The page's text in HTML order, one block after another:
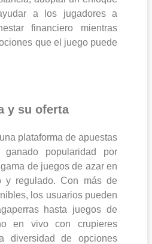
a los jugadores a
financiero mientras
que el juego puede
y su oferta
plataforma de apuestas
popularidad por
de juegos de azar en
y regulado. Con más de
los usuarios pueden
hasta juegos de
en vivo con crupieres
diversidad de opciones